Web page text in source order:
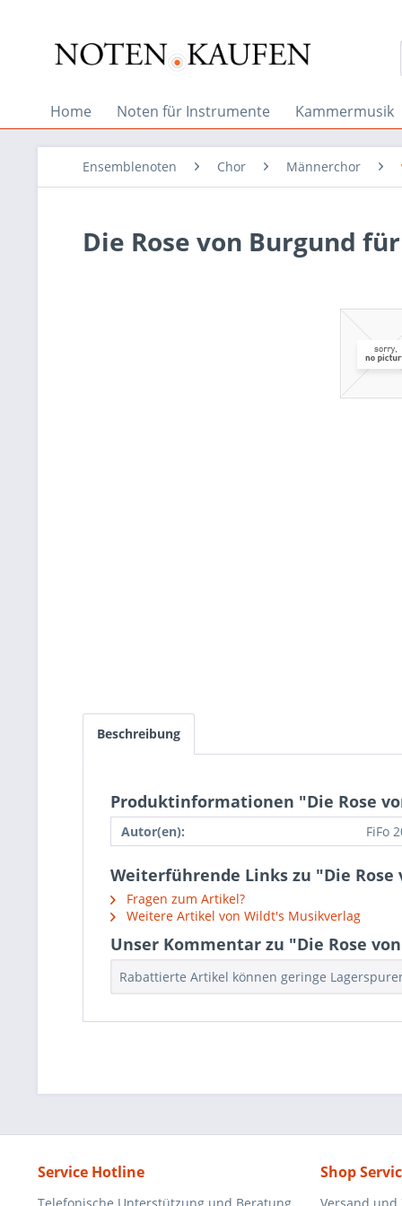
Home Noten für Instrumente Kammermusik
Ensemblenoten Chor Männerchor
Die Rose von Burgund
Beschreibung
Produktinformationen "Die Rose
Autor(en): FiFo
Weiterführende Links zu "Die
Fragen zum Artikel?
Weitere Artikel von Wildt's Musikverlag
Unser Kommentar zu "Die Rose
Rabattierte Artikel können geringe
Service Hotline Shop